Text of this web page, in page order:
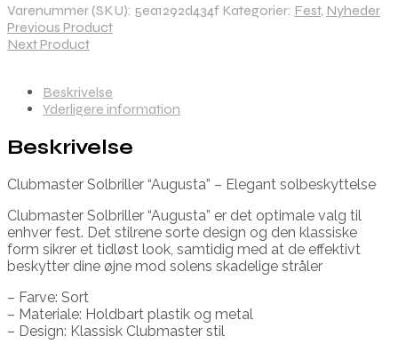
Varenummer (SKU): 5ea1292d434f Kategorier: Fest, Nyheder
Previous Product
Next Product
Beskrivelse
Yderligere information
Beskrivelse
Clubmaster Solbriller “Augusta” – Elegant solbeskyttelse
Clubmaster Solbriller “Augusta” er det optimale valg til
enhver fest. Det stilrene sorte design og den klassiske
form sikrer et tidløst look, samtidig med at de effektivt
beskytter dine øjne mod solens skadelige stråler
– Farve: Sort
– Materiale: Holdbart plastik og metal
– Design: Klassisk Clubmaster stil